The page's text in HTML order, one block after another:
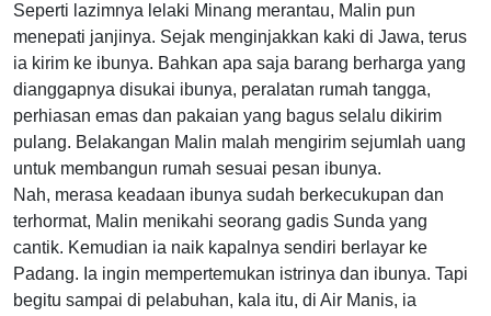
Seperti lazimnya lelaki Minang merantau, Malin pun
menepati janjinya. Sejak menginjakkan kaki di Jawa, terus
ia kirim ke ibunya. Bahkan apa saja barang berharga yang
dianggapnya disukai ibunya, peralatan rumah tangga,
perhiasan emas dan pakaian yang bagus selalu dikirim
pulang. Belakangan Malin malah mengirim sejumlah uang
untuk membangun rumah sesuai pesan ibunya.
Nah, merasa keadaan ibunya sudah berkecukupan dan
terhormat, Malin menikahi seorang gadis Sunda yang
cantik. Kemudian ia naik kapalnya sendiri berlayar ke
Padang. Ia ingin mempertemukan istrinya dan ibunya. Tapi
begitu sampai di pelabuhan, kala itu, di Air Manis, ia